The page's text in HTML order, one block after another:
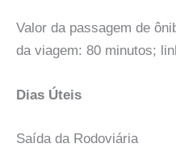
Valor da passagem de
da viagem: 80 minutos;
Dias Úteis
Saída da Rodoviária